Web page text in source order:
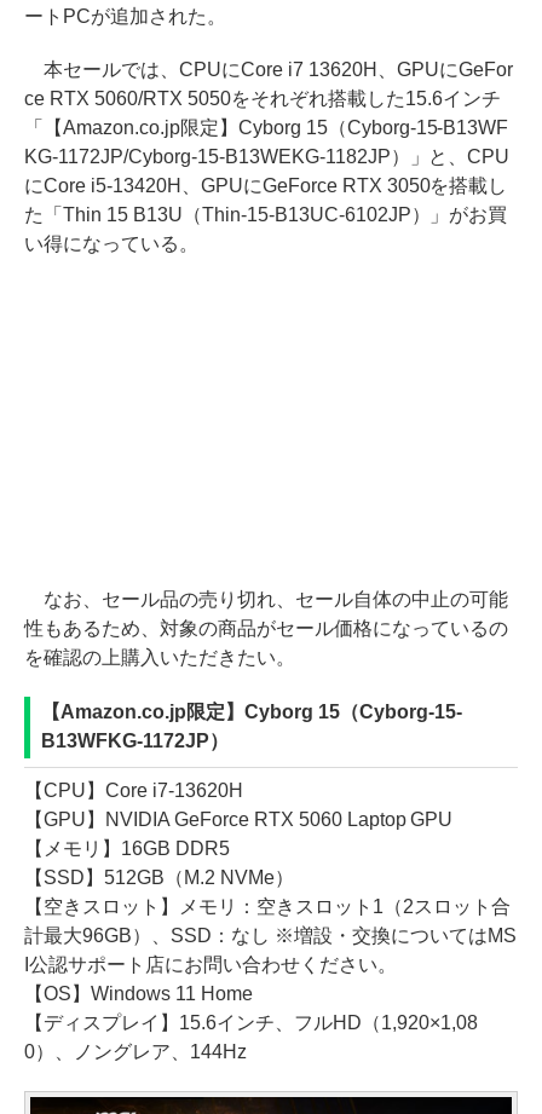
ートPCが追加された。
本セールでは、CPUにCore i7 13620H、GPUにGeFor
ce RTX 5060/RTX 5050をそれぞれ搭載した15.6インチ
「【Amazon.co.jp限定】Cyborg 15（Cyborg-15-B13WF
KG-1172JP/Cyborg-15-B13WEKG-1182JP）」と、CPU
にCore i5-13420H、GPUにGeForce RTX 3050を搭載し
た「Thin 15 B13U（Thin-15-B13UC-6102JP）」がお買
い得になっている。
なお、セール品の売り切れ、セール自体の中止の可能
性もあるため、対象の商品がセール価格になっているの
を確認の上購入いただきたい。
【Amazon.co.jp限定】Cyborg 15（Cyborg-15-
B13WFKG-1172JP）
【CPU】Core i7-13620H
【GPU】NVIDIA GeForce RTX 5060 Laptop GPU
【メモリ】16GB DDR5
【SSD】512GB（M.2 NVMe）
【空きスロット】メモリ：空きスロット1（2スロット合
計最大96GB）、SSD：なし ※増設・交換についてはMS
I公認サポート店にお問い合わせください。
【OS】Windows 11 Home
【ディスプレイ】15.6インチ、フルHD（1,920×1,08
0）、ノングレア、144Hz